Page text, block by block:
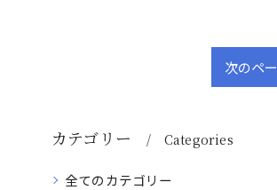
次のペ
カテゴリー Categories
全てのカテゴリー